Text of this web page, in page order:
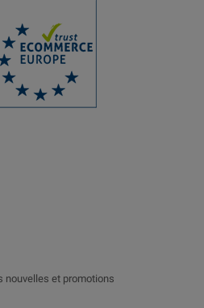
nouvelles et promotions